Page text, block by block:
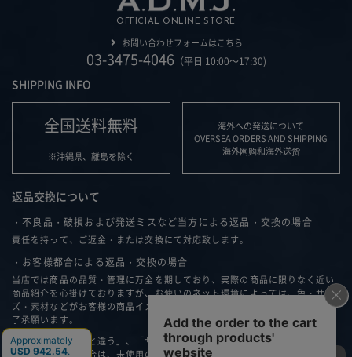
OFFICIAL ONLINE STORE
お問い合わせフォームはこちら
03-3475-4046 （平日 10:00～17:30)
SHIPPING INFO
全国送料無料
※沖縄県、離島を除く
海外への発送について
OVERSEA ORDERS AND SHIPPING
海外网购和海外送货
返品交換について
・不良品・破損および発送ミスなど当方による返品・交換の場合
責任を持って、ご返金・または交換にて対応致します。
・お客様都合による返品・交換の場合
当店では商品の品質・管理に万全を期しており、実際の商品に限りなく近い
商品紹介を心掛けておりますが、お使いのネット環境によっては、色・サイ
ズ・素材などがお客様の商品イメージと異なる可能性もございますこと、ご
了承願います。
「思ったイメージと違う」、「サイズが合わない」などお客様の都合で返
品・交換される場合は、未使用の場合のみ商品到着後７日以内に弊社へ、お